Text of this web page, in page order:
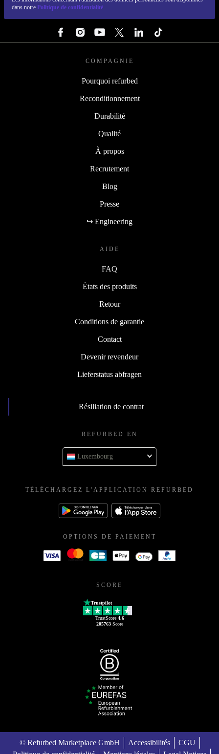
dans notre Politique de confidentialité
COMPAGNIE
Pourquoi refurbed
Reconditionnement
Durabilité
Qualité
À propos
Recrutement
Blog
Presse
↪ Engineering
AIDE
FAQ
États des produits
Retour
Conditions de garantie
Contact
Devenir revendeur
Lieferstatus abfragen
Résiliation de contrat
REFURBED EN
Luxembourg
TÉLÉCHARGEZ L'APPLICATION REFURBED
OPTIONS DE PAIEMENT
SCORE
Trustpilot
TrustScore 4.6
205763Score
© Refurbed Marketplace GmbH Accessibilités
CGU